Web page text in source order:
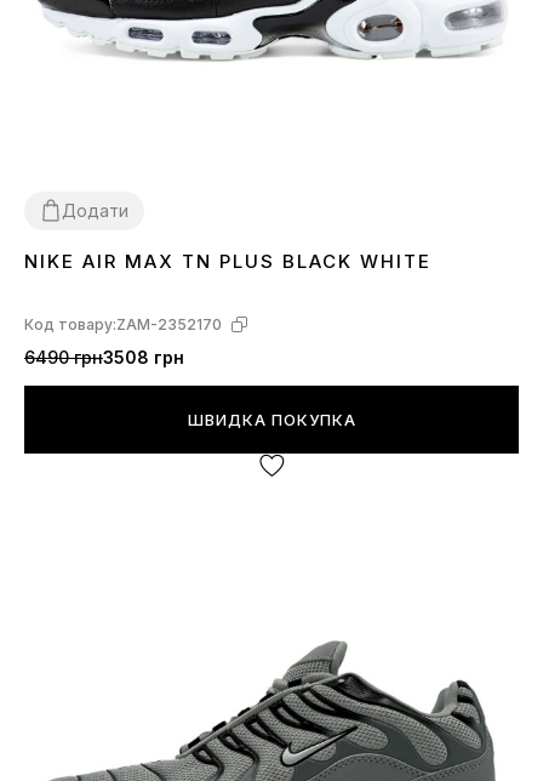
Додати
3738 40 41 424344 45
NIKE AIR MAX TN PLUS BLACK WHITE
Код товару:ZAM-2352170
6490 грн3508 грн
ШВИДКА ПОКУПКА